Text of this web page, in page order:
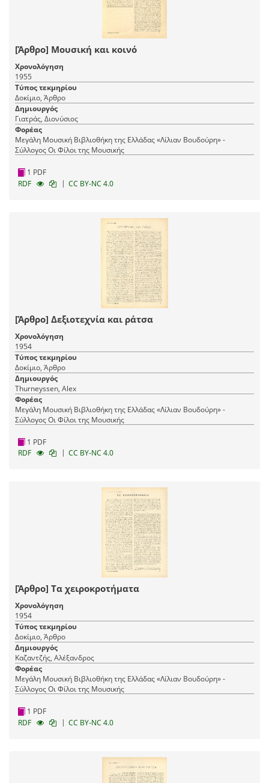
[Άρθρο] Μουσική και κοινό
Χρονολόγηση
1955
Τύπος τεκμηρίου
Δοκίμιο, Άρθρο
Δημιουργός
Γιατράς, Διονύσιος
Φορέας
Μεγάλη Μουσική Βιβλιοθήκη της Ελλάδας «Λίλιαν Βουδούρη» -
Σύλλογος Οι Φίλοι της Μουσικής
1 PDF
RDF
| CC BY-NC 4.0
[Άρθρο] Δεξιοτεχνία και ράτσα
Χρονολόγηση
1954
Τύπος τεκμηρίου
Δοκίμιο, Άρθρο
Δημιουργός
Thurneyssen, Alex
Φορέας
Μεγάλη Μουσική Βιβλιοθήκη της Ελλάδας «Λίλιαν Βουδούρη» -
Σύλλογος Οι Φίλοι της Μουσικής
1 PDF
RDF
| CC BY-NC 4.0
[Άρθρο] Τα χειροκροτήματα
Χρονολόγηση
1954
Τύπος τεκμηρίου
Δοκίμιο, Άρθρο
Δημιουργός
Καζαντζής, Αλέξανδρος
Φορέας
Μεγάλη Μουσική Βιβλιοθήκη της Ελλάδας «Λίλιαν Βουδούρη» -
Σύλλογος Οι Φίλοι της Μουσικής
1 PDF
RDF
| CC BY-NC 4.0